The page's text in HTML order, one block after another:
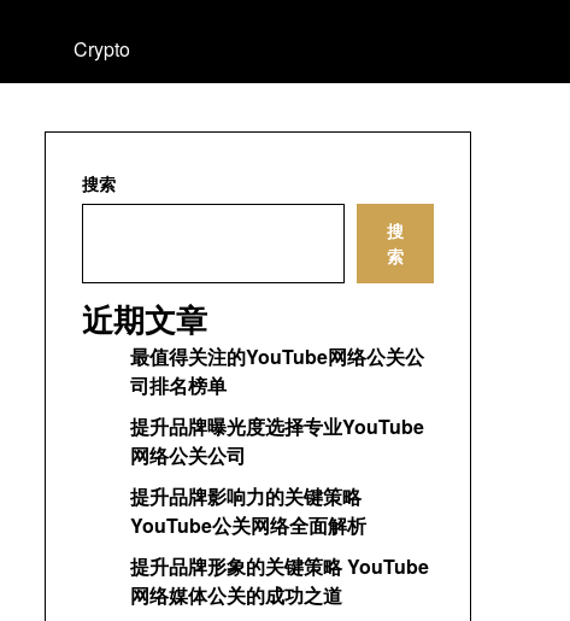
Crypto
搜索
搜
索
近期文章
最值得关注的YouTube网络公关公
司排名榜单
提升品牌曝光度选择专业YouTube
网络公关公司
提升品牌影响力的关键策略
YouTube公关网络全面解析
提升品牌形象的关键策略 YouTube
网络媒体公关的成功之道